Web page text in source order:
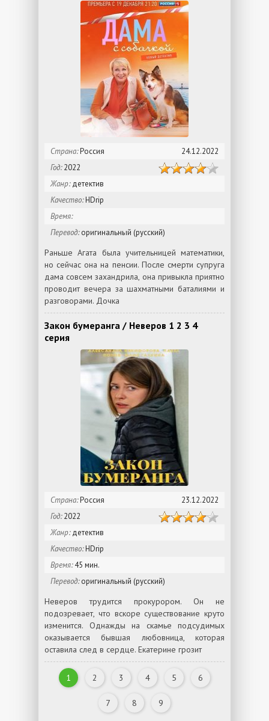
Страна:Россия
24.12.2022
Год:2022
Жанр:детектив
Качество:HDrip
Время:
Перевод:оригинальный (русский)
Раньше Агата была учительницей математики,
но сейчас она на пенсии. После смерти супруга
дама совсем захандрила, она привыкла приятно
проводит вечера за шахматными баталиями и
разговорами. Дочка
Закон бумеранга / Неверов 1 2 3 4
серия
Страна:Россия
23.12.2022
Год:2022
Жанр:детектив
Качество:HDrip
Время:45 мин.
Перевод:оригинальный (русский)
Неверов трудится прокурором. Он не
подозревает, что вскоре существование круто
изменится. Однажды на скамье подсудимых
оказывается бывшая любовница, которая
оставила след в сердце. Екатерине грозит
1 2 3 4 5 6
7 8 9